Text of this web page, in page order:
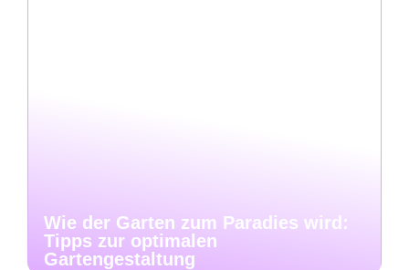
Wie der Garten zum Paradies wird:
Tipps zur optimalen
Gartengestaltung